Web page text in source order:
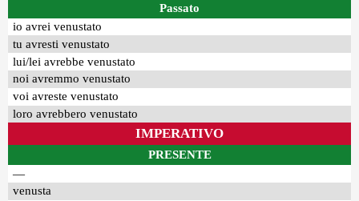
Passato
io avrei venustato
tu avresti venustato
lui/lei avrebbe venustato
noi avremmo venustato
voi avreste venustato
loro avrebbero venustato
IMPERATIVO
PRESENTE
—
venusta